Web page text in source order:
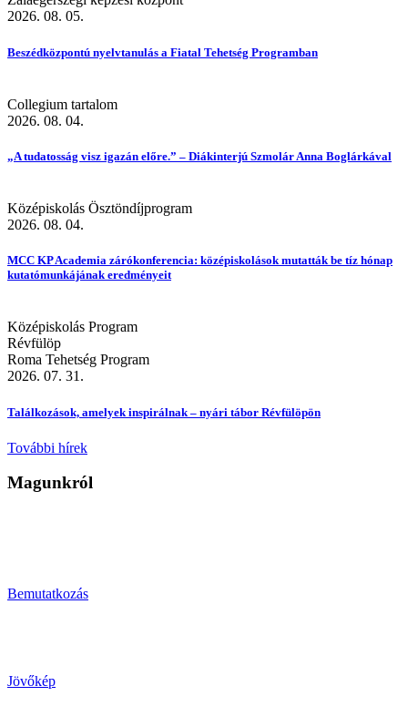
2026. 08. 05.
Beszédközpontú nyelvtanulás a Fiatal Tehetség Programban
Collegium tartalom
2026. 08. 04.
„A tudatosság visz igazán előre.” – Diákinterjú Szmolár Anna Boglárkával
Középiskolás Ösztöndíjprogram
2026. 08. 04.
MCC KP Academia zárókonferencia: középiskolások mutatták be tíz hónap
kutatómunkájának eredményeit
Középiskolás Program
Révfülöp
Roma Tehetség Program
2026. 07. 31.
Találkozások, amelyek inspirálnak – nyári tábor Révfülöpön
További hírek
Magunkról
Bemutatkozás
Jövőkép